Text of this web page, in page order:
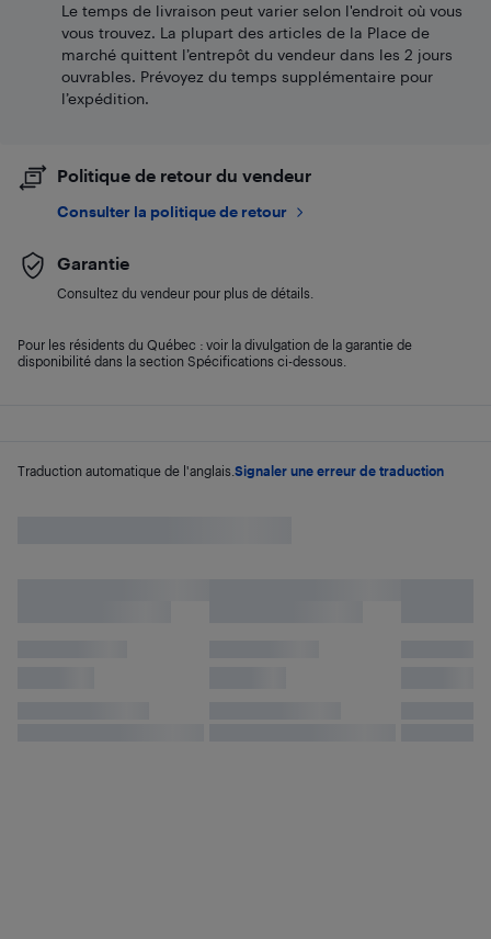
Traduction automatique de l'anglais. Signaler une erreur de traduction
Le temps de livraison peut varier selon l'endroit où vous
vous trouvez. La plupart des articles de la Place de
marché quittent l’entrepôt du vendeur dans les 2 jours
ouvrables. Prévoyez du temps supplémentaire pour
l’expédition.
Politique de retour du vendeur
Consulter la politique de retour
Garantie
Consultez du vendeur pour plus de détails.
Pour les résidents du Québec : voir la divulgation de la garantie de
disponibilité dans la section Spécifications ci-dessous.